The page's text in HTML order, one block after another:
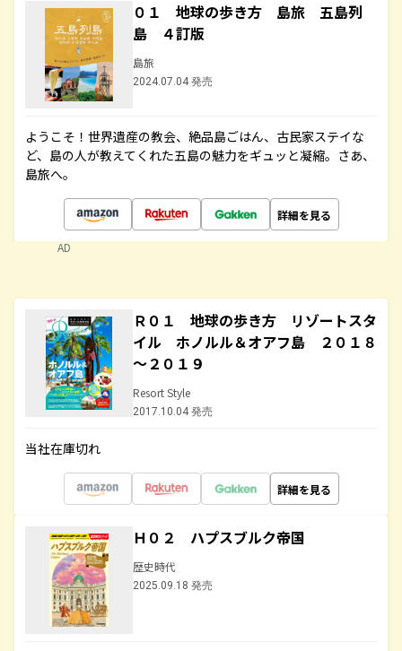
０１ 地球の歩き方 島旅 五島列
島 ４訂版
島旅
2024.07.04 発売
ようこそ！世界遺産の教会、絶品島ごはん、古民家ステイな
ど、島の人が教えてくれた五島の魅力をギュッと凝縮。さあ、
島旅へ。
詳細を見る
AD
Ｒ０１ 地球の歩き方 リゾートスタ
イル ホノルル＆オアフ島 ２０１８
～２０１９
Resort Style
2017.10.04 発売
当社在庫切れ
詳細を見る
Ｈ０２ ハプスブルク帝国
歴史時代
2025.09.18 発売